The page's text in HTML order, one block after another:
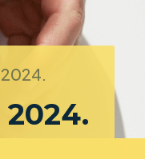
2024.
2024.